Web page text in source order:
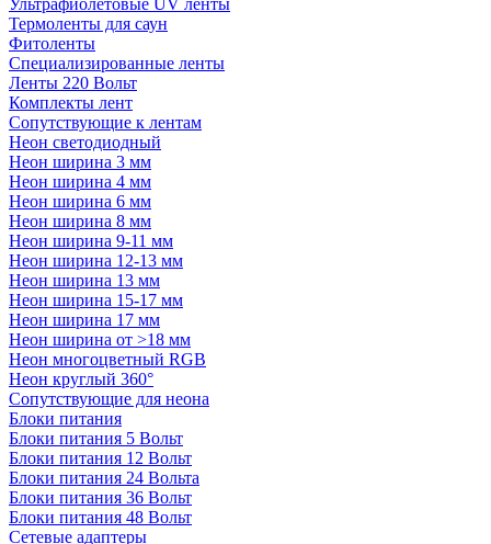
Ультрафиолетовые UV ленты
Термоленты для саун
Фитоленты
Специализированные ленты
Ленты 220 Вольт
Комплекты лент
Сопутствующие к лентам
Неон светодиодный
Неон ширина 3 мм
Неон ширина 4 мм
Неон ширина 6 мм
Неон ширина 8 мм
Неон ширина 9-11 мм
Неон ширина 12-13 мм
Неон ширина 13 мм
Неон ширина 15-17 мм
Неон ширина 17 мм
Неон ширина от >18 мм
Неон многоцветный RGB
Неон круглый 360°
Сопутствующие для неона
Блоки питания
Блоки питания 5 Вольт
Блоки питания 12 Вольт
Блоки питания 24 Вольта
Блоки питания 36 Вольт
Блоки питания 48 Вольт
Сетевые адаптеры